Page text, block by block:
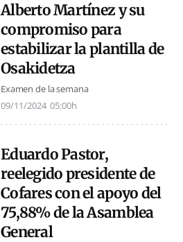
Alberto Martínez y su
compromiso para
estabilizar la plantilla de
Osakidetza
Examen de la semana
09/11/2024 05:00h
Eduardo Pastor,
reelegido presidente de
Cofares con el apoyo del
75,88% de la Asamblea
General